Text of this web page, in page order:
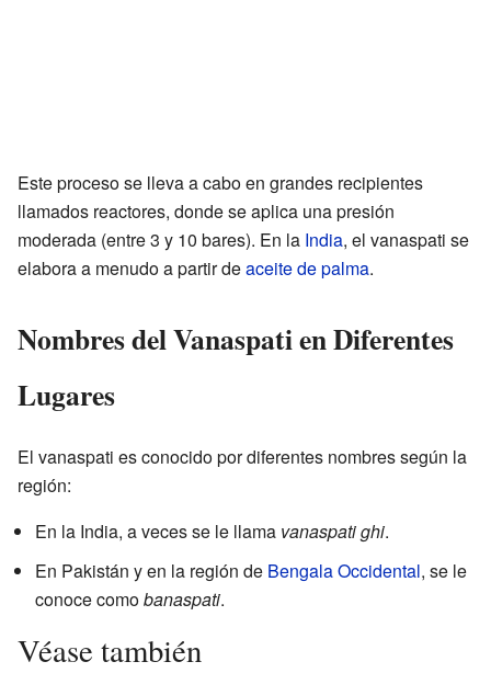
Este proceso se lleva a cabo en grandes recipientes
llamados reactores, donde se aplica una presión
moderada (entre 3 y 10 bares). En la India, el vanaspati se
elabora a menudo a partir deaceite de palma.
Nombres del Vanaspati en Diferentes
Lugares
El vanaspati es conocido por diferentes nombres según la
región:
En la India, a veces se le llama vanaspati ghi.
En Pakistán y en la región de Bengala Occidental, se le
conoce comobanaspati.
Véase también